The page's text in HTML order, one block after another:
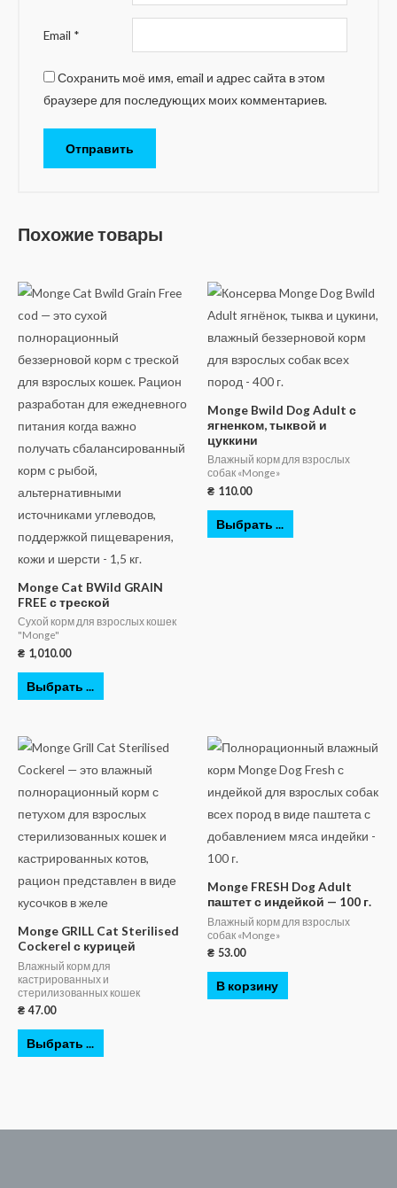
Email *
Сохранить моё имя, email и адрес сайта в этом
браузере для последующих моих комментариев.
Похожие товары
Monge Cat BWild GRAIN
FREE с треской
Сухой корм для взрослых кошек
"Monge"
₴ 1,010.00
Выбрать ...
Monge Bwild Dog Adult с
ягненком, тыквой и
цуккини
Влажный корм для взрослых
собак «Monge»
₴ 110.00
Выбрать ...
Monge GRILL Cat Sterilised
Cockerel с курицей
Влажный корм для
кастрированных и
стерилизованных кошек
₴ 47.00
Выбрать ...
Monge FRESH Dog Adult
паштет с индейкой — 100 г.
Влажный корм для взрослых
собак «Monge»
₴ 53.00
В корзину